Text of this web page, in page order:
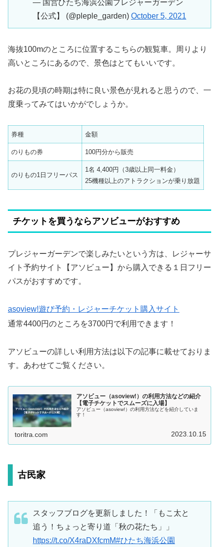
— 国営ひたち海浜公園プレジャーガーデン
【公式】 (@pleple_garden) October 5, 2021
海抜100mのところに位置するこちらの観覧車。周りより
高いところにあるので、景色はとてもいいです。
お花の見頃の時期は特に良い景色が見れると思うので、一
度乗ってみてはいかがでしょうか。
券種 金額
のりもの券 100円分から販売
のりもの1日フリーパス
1名 4,400円（3歳以上同一料金）
25機種以上のアトラクションが乗り放題
チケットを買うならアソビューがおすすめ
プレジャーガーデンで楽しみたいという方は、レジャーサ
イト予約サイト【アソビュー】から購入できる１日フリー
パスがおすすめです。
asoview!遊び予約・レジャーチケット購入サイト
通常4400円のところを3700円で利用できます！
アソビューの詳しい利用方法は以下の記事に載せておりま
す。あわせてご覧ください。
アソビュー（asoview!）の利用方法などの紹介
【電子チケットでスムーズに入場】
アソビュー（asoview!）の利用方法などを紹介していま
す！
toritra.com 2023.10.15
古民家
スタッフブログを更新しました！「もこ太と
追う！ちょっと寄り道「秋の花たち」」
https://t.co/X4raDXfcmM#ひたち海浜公園